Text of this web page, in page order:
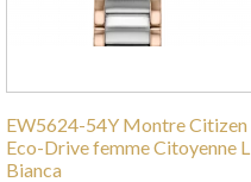
EW5624-54Y Montre Citizen
Eco-Drive femme Citoyenne L
Bianca